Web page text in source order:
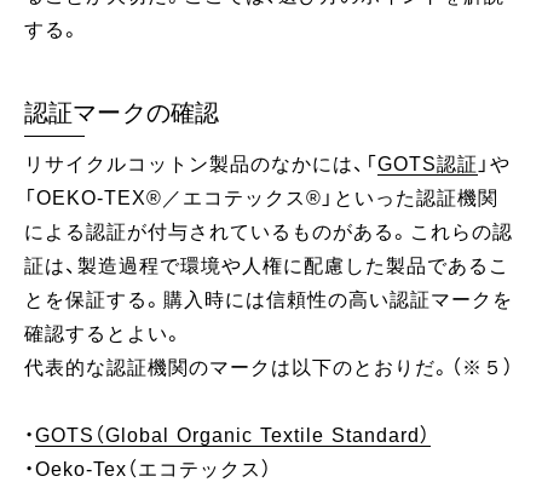
する。
認証マークの確認
リサイクルコットン製品のなかには、「 GOTS認証 」や
「OEKO-TEX®／エコテックス®」といった認証機関
による認証が付与されているものがある。これらの認
証は、製造過程で環境や人権に配慮した製品であるこ
とを保証する。購入時には信頼性の高い認証マークを
確認するとよい。
代表的な認証機関のマークは以下のとおりだ。（※５）
・GOTS（Global Organic Textile Standard）
・Oeko-Tex（エコテックス）